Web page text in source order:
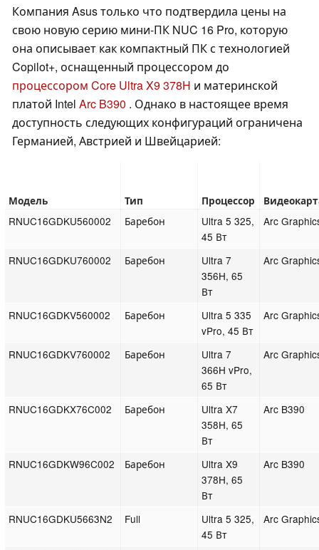
Компания Asus только что подтвердила цены на
свою новую серию мини-ПК NUC 16 Pro, которую
она описывает как компактный ПК с технологией
Copilot+, оснащенный процессором до
процессором Core Ultra X9 378H и материнской
платой Intel Arc B390 . Однако в настоящее время
доступность следующих конфигураций ограничена
Германией, Австрией и Швейцарией:
Модель Тип Процессор
RNUC16GDKU560002 Баребон
Ultra 5 325,
45 Вт
Arc
RNUC16GDKU760002 Баребон
Ultra 7
356H, 65
Вт
Arc
RNUC16GDKV560002 Баребон
Ultra 5 335
vPro, 45 Вт
Arc
RNUC16GDKV760002 Баребон
Ultra 7
366H vPro,
65 Вт
Arc
RNUC16GDKX76C002 Баребон
Ultra X7
358H, 65
Вт
Arc B390
RNUC16GDKW96C002 Баребон
Ultra X9
378H, 65
Вт
Arc B390
RNUC16GDKU5663N2 Full
Ultra 5 325,
45 Вт
Arc